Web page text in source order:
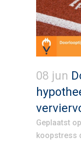
08 jun
Geplaatst
koopstress